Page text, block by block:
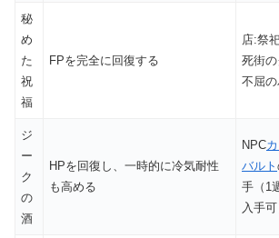
秘
め
た
祝
福
FPを完全に回復する
店:祭
死街の
不屈
ジ
ー
ク
の
酒
HPを回復し、一時的に冷気耐性
も高める
NPC
バルト
手（1
入手可